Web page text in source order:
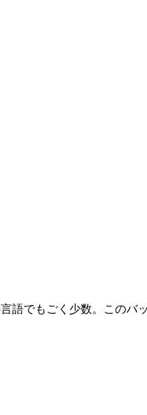
でもごく少数。このバ